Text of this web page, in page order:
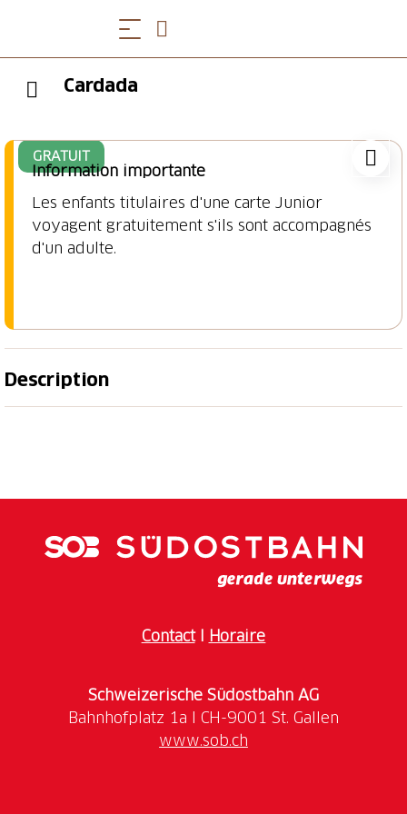
Cardada
GRATUIT
Information importante
Les enfants titulaires d'une carte Junior
voyagent gratuitement s'ils sont accompagnés
d'un adulte.
Description
mène en quelques minutes à Cardada, à 1340 m
1670 m d'altitude. La vue panoramique
époustouflante à 360° s'étend sur le lac Majeur - le
point le plus bas de Suisse, les vallées environnantes
Mont Rose - le point culminant du pays. Outre
Cimetta offre différentes zones de jeux, un lac en
forme de cœur, des possibilités de sport ; une aire de
pique-nique avec barbecue et 5 restaurants de
ContactI Horaire
Schweizerische Südostbahn AG
www.sob.ch